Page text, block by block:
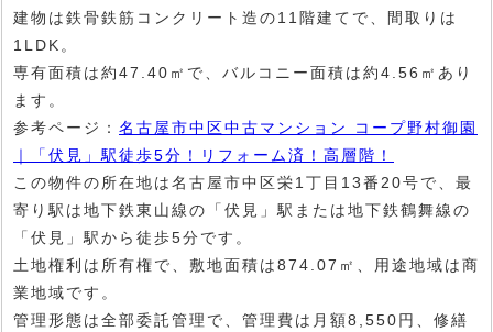
建物は鉄骨鉄筋コンクリート造の11階建てで、間取りは
1LDK。
専有面積は約47.40㎡で、バルコニー面積は約4.56㎡あり
ます。
参考ページ： 名古屋市中区中古マンション コープ野村御園
｜「伏見」駅徒歩5分！リフォーム済！高層階！
この物件の所在地は名古屋市中区栄1丁目13番20号で、最
寄り駅は地下鉄東山線の「伏見」駅または地下鉄鶴舞線の
「伏見」駅から徒歩5分です。
土地権利は所有権で、敷地面積は874.07㎡、用途地域は商
業地域です。
管理形態は全部委託管理で、管理費は月額8,550円、修繕